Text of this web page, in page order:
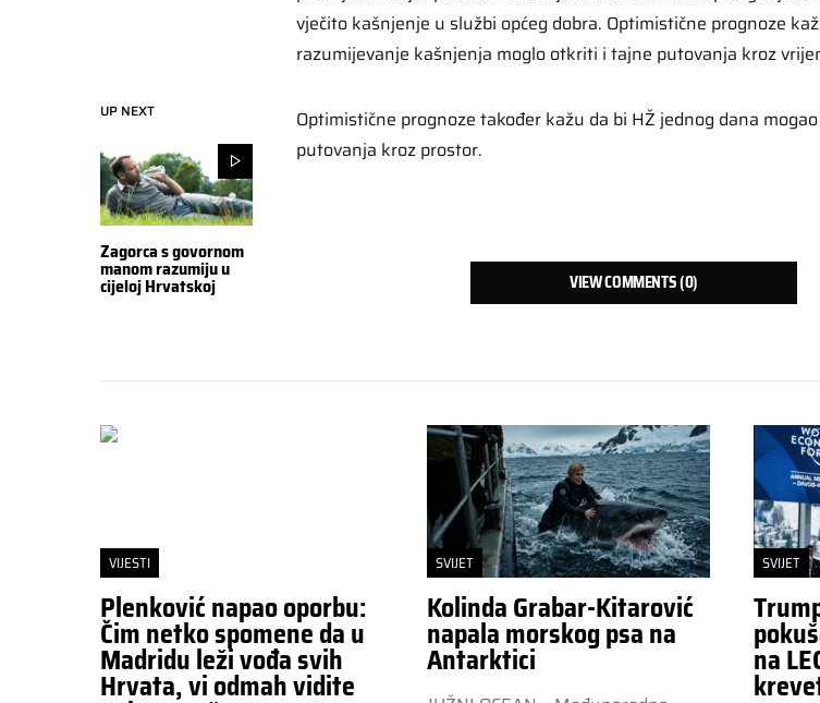
UP NEXT
Zagorca s govornom
manom razumiju u
cijeloj Hrvatskoj
vječito kašnjenje u službi općeg dobra. Optimistične prognoze
razumijevanje kašnjenja moglo otkriti i tajne putovanja kroz
Optimistične prognoze također kažu da bi HŽ jednog dana
putovanja kroz prostor.
VIEW COMMENTS (0)
VIJESTI
Plenković napao oporbu:
Čim netko spomene da u
Madridu leži vođa svih
Hrvata, vi odmah vidite
SVIJET
Kolinda Grabar-Kitarović
napala morskog psa na
Antarktici
SVIJET
na